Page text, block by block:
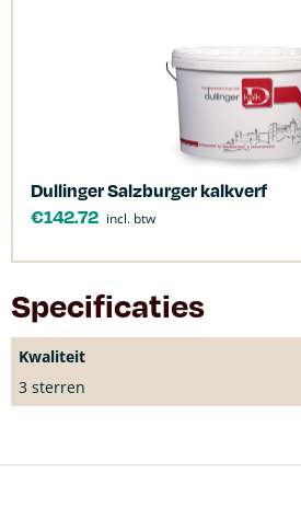
Dullinger Salzburger kalkverf
€142.72 incl. btw
Specificaties
Kwaliteit
3 sterren